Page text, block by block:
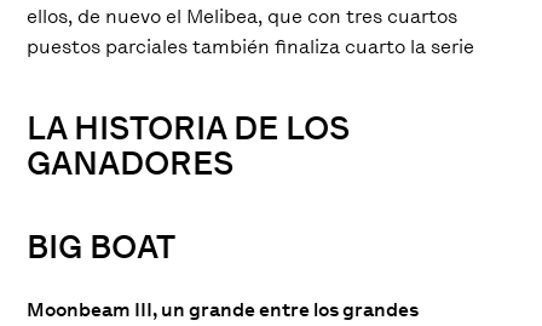
ellos, de nuevo el Melibea, que con tres cuartos
puestos parciales también finaliza cuarto la serie
LA HISTORIA DE LOS
GANADORES
BIG BOAT
Moonbeam III, un grande entre los grandes